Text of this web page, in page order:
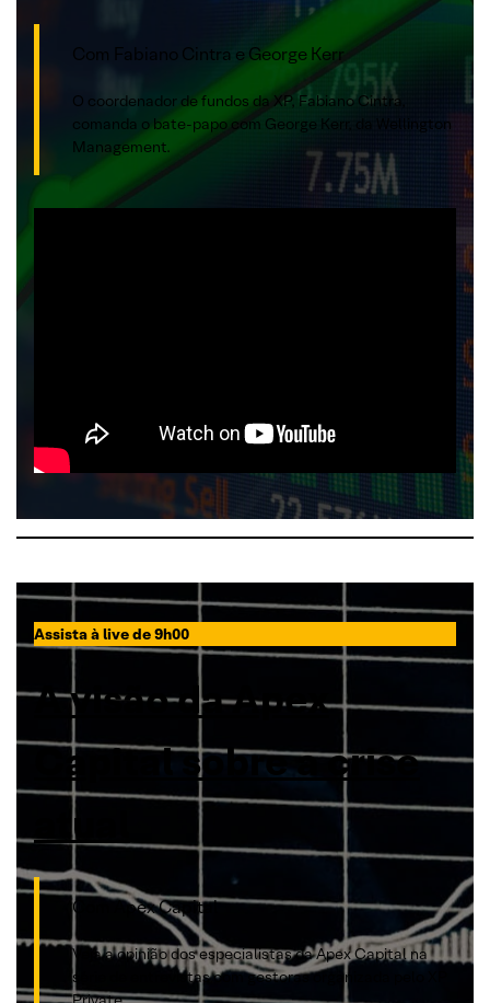
Com Fabiano Cintra e George Kerr
O coordenador de fundos da XP, Fabiano Cintra,
comanda o bate-papo com George Kerr, da Wellington
Management.
Assista à live de 9h00
A visão da Apex
Capital sobre a crise
atual
Com Apex Capital
Veja a opinião dos especialistas da Apex Capital na
série de entrevistas com gestoras organizada pelo XP